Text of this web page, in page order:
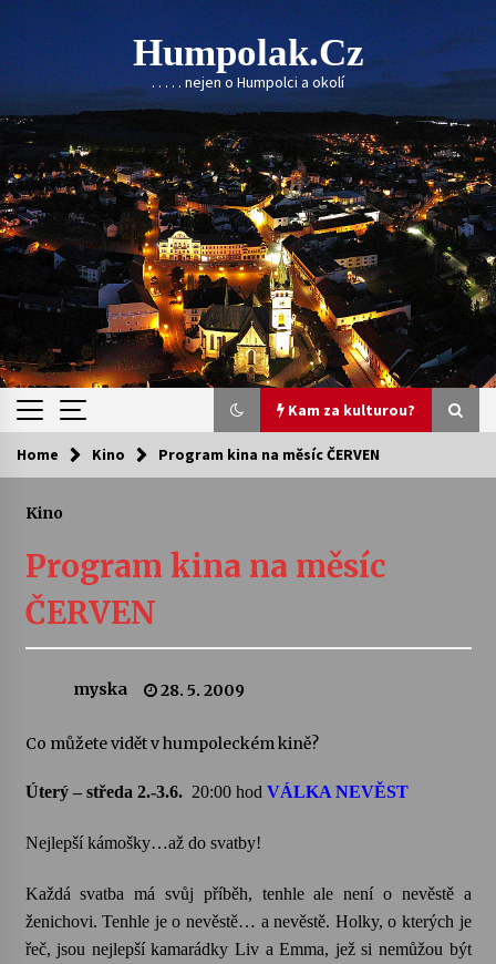
Skip
to
content
Humpolak.cz
. . . . . nejen o Humpolci a okolí
Kam za kulturou?
Kam za kulturou?
Sukuba Ensemble
4. 8. 2026
kapkou
Veselí muzikanti
Pozvánka na integrační festival Quijotova
šedesátka: 28. 7.–1. 8. 2026
Jenakaši
Home Kino Program kina na měsíc ČERVEN
Kino
Program kina na měsíc
ČERVEN
myska 28. 5. 2009
Co můžete vidět v humpoleckém kině?
Úterý – středa 2.-3.6. 20:00 hod VÁLKA NEVĚST
Nejlepší kámošky…až do svatby!
Každá svatba má svůj příběh, tenhle ale není o nevěstě a
ženichovi. Tenhle je o nevěstě… a nevěstě. Holky, o kterých je
řeč, jsou nejlepší kamarádky Liva Emma, jež si nemůžou být